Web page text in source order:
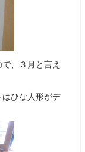
、３月と言え
はひな人形がデ